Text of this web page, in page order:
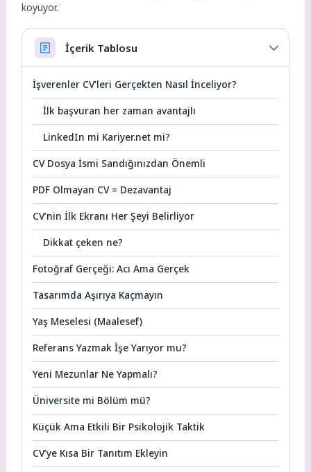
koyuyor.
İçerik Tablosu
İşverenler CV’leri Gerçekten Nasıl İnceliyor?
İlk başvuran her zaman avantajlı
LinkedIn mi Kariyer.net mi?
CV Dosya İsmi Sandığınızdan Önemli
PDF Olmayan CV = Dezavantaj
CV’nin İlk Ekranı Her Şeyi Belirliyor
Dikkat çeken ne?
Fotoğraf Gerçeği: Acı Ama Gerçek
Tasarımda Aşırıya Kaçmayın
Yaş Meselesi (Maalesef)
Referans Yazmak İşe Yarıyor mu?
Yeni Mezunlar Ne Yapmalı?
Üniversite mi Bölüm mü?
Küçük Ama Etkili Bir Psikolojik Taktik
CV’ye Kısa Bir Tanıtım Ekleyin